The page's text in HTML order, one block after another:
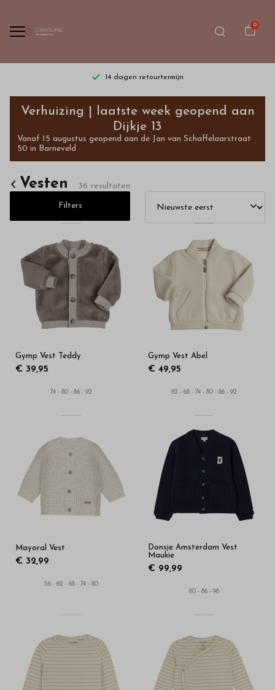
0
Gratis verzending vanaf €75,- | dinsdag t/m zaterdag
Vesten
Bestel
kinderkleding
kwaliteit
onze
webshop
Verhuizing | laatste week geopend aan
Dijkje 13
Vanaf 15 augustus geopend aan de Jan van Schaffelaarstraat
50 in Barneveld
Vesten 36 resultaten
Filters
Gymp Vest Teddy
€ 39,95
74 - 80 - 86 - 92
Gymp Vest Abel
€ 49,95
62 - 68 - 74 - 80 - 86 - 92
Mayoral Vest
€ 32,99
56 - 62 - 68 - 74 - 80
Donsje Amsterdam Vest
Maukie
€ 99,99
80 - 86 - 98